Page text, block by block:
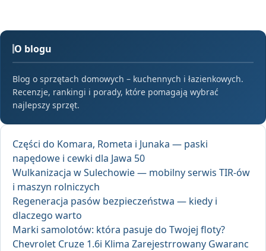
O blogu
Blog o sprzętach domowych – kuchennych i łazienkowych.
Recenzje, rankingi i porady, które pomagają wybrać
najlepszy sprzęt.
Części do Komara, Rometa i Junaka — paski
napędowe i cewki dla Jawa 50
Wulkanizacja w Sulechowie — mobilny serwis TIR-ów
i maszyn rolniczych
Regeneracja pasów bezpieczeństwa — kiedy i
dlaczego warto
Marki samolotów: która pasuje do Twojej floty?
Chevrolet Cruze 1.6i Klima Zarejestrrowany Gwaranc